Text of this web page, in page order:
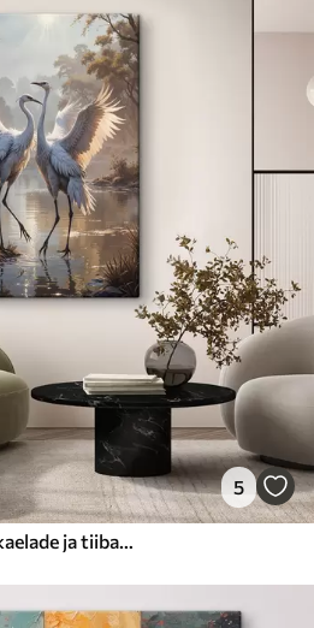
5
Kaks suurt halli, pikkade kaelade ja tiibadega kraanat, mis seisavad puudest ümbritsetud udujärves